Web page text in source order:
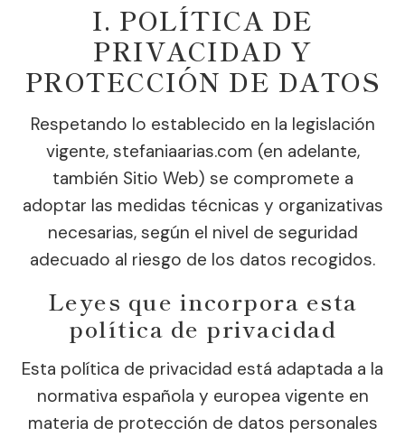
I. POLÍTICA DE
PRIVACIDAD Y
PROTECCIÓN DE DATOS
Respetando lo establecido en la legislación
vigente, stefaniaarias.com (en adelante,
también Sitio Web) se compromete a
adoptar las medidas técnicas y organizativas
necesarias, según el nivel de seguridad
adecuado al riesgo de los datos recogidos.
Leyes que incorpora esta
política de privacidad
Esta política de privacidad está adaptada a la
normativa española y europea vigente en
materia de protección de datos personales